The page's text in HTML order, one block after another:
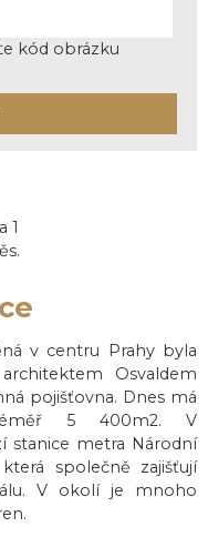
kód obrázku
1
v centru Prahy byla
Osvaldem
pojišťovna. Dnes má
5 400m2. V
stanice metra Národní
společně zajišťují
V okolí je mnoho